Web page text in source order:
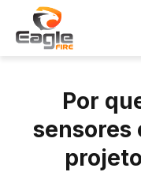
Por
sensores